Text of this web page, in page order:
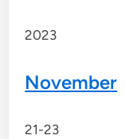
2023
November
21-23